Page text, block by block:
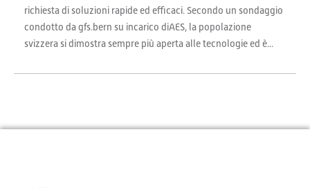
richiesta di soluzioni rapide ed efficaci. Secondo un sondaggio
condotto da gfs.bern su incarico diAES, la popolazione
svizzera si dimostra sempre più aperta alle tecnologie ed è...